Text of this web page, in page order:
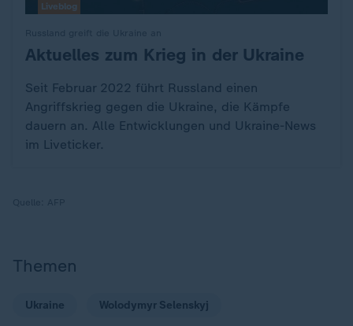
:
Aktuelles zum Krieg in der Ukraine
Seit Februar 2022 führt Russland einen
Angriffskrieg gegen die Ukraine, die Kämpfe
dauern an. Alle Entwicklungen und Ukraine-News
im Liveticker.
Liveblog
Themen
Ukraine Wolodymyr Selenskyj